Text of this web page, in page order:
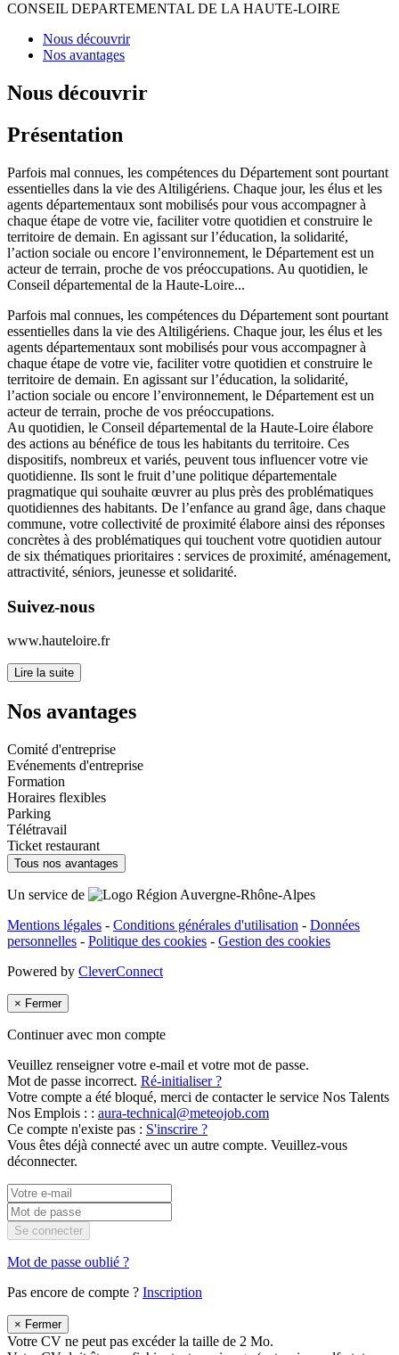
CONSEIL DEPARTEMENTAL DE LA HAUTE-LOIRE
Nous découvrir
Nos avantages
Nous découvrir
Présentation
Parfois mal connues, les compétences du Département sont pourtant
essentielles dans la vie des Altiligériens. Chaque jour, les élus et les
agents départementaux sont mobilisés pour vous accompagner à
chaque étape de votre vie, faciliter votre quotidien et construire le
territoire de demain. En agissant sur l’éducation, la solidarité,
l’action sociale ou encore l’environnement, le Département est un
acteur de terrain, proche de vos préoccupations. Au quotidien, le
Conseil départemental de la Haute-Loire...
Parfois mal connues, les compétences du Département sont pourtant
essentielles dans la vie des Altiligériens. Chaque jour, les élus et les
agents départementaux sont mobilisés pour vous accompagner à
chaque étape de votre vie, faciliter votre quotidien et construire le
territoire de demain. En agissant sur l’éducation, la solidarité,
l’action sociale ou encore l’environnement, le Département est un
acteur de terrain, proche de vos préoccupations.
Au quotidien, le Conseil départemental de la Haute-Loire élabore
des actions au bénéfice de tous les habitants du territoire. Ces
dispositifs, nombreux et variés, peuvent tous influencer votre vie
quotidienne. Ils sont le fruit d’une politique départementale
pragmatique qui souhaite œuvrer au plus près des problématiques
quotidiennes des habitants. De l’enfance au grand âge, dans chaque
commune, votre collectivité de proximité élabore ainsi des réponses
concrètes à des problématiques qui touchent votre quotidien autour
de six thématiques prioritaires : services de proximité, aménagement,
attractivité, séniors, jeunesse et solidarité.
Suivez-nous
www.hauteloire.fr
Lire la suite
Nos avantages
Comité d'entreprise
Evénements d'entreprise
Formation
Horaires flexibles
Parking
Télétravail
Ticket restaurant
Tous nos avantages
Un service de
Mentions légales - Conditions générales d'utilisation - Données
personnelles - Politique des cookies - Gestion des cookies
Powered by CleverConnect
× Fermer
Continuer avec mon compte
Veuillez renseigner votre e-mail et votre mot de passe.
Mot de passe incorrect. Ré-initialiser ?
Votre compte a été bloqué, merci de contacter le service Nos Talents
Nos Emplois : : aura-technical@meteojob.com
Ce compte n'existe pas : S'inscrire ?
Vous êtes déjà connecté avec un autre compte. Veuillez-vous
déconnecter.
Se connecter
Mot de passe oublié ?
Pas encore de compte ? Inscription
× Fermer
Votre CV ne peut pas excéder la taille de 2 Mo.